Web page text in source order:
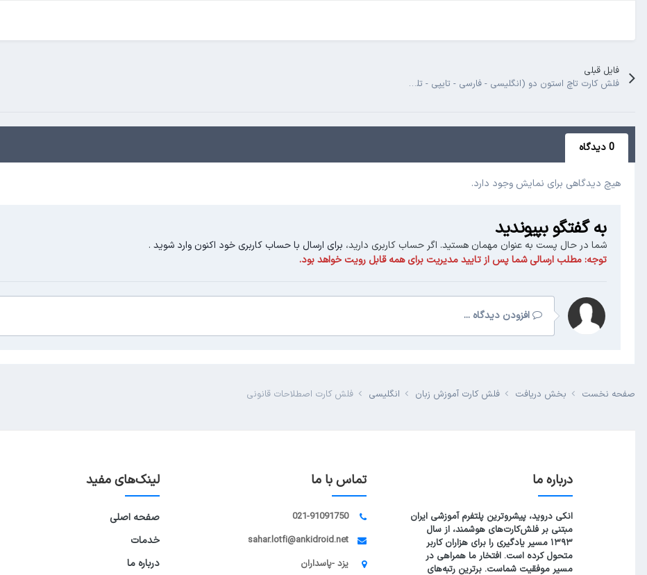
فایل قبلی
فلش کارت تاچ استون دو (انگلیسی - فارسی - تایپی - تلفظ)
0 دیدگاه
هیچ دیدگاهی برای نمایش وجود دارد.
به گفتگو بپیوندید
شما در حال پست به عنوان مهمان هستید. اگر حساب کاربری دارید، برای ارسال با حساب کاربری خود اکنون وارد شوید .
توجه:مطلب ارسالی شما پس از تایید مدیریت برای همه قابل رویت خواهد بود.
افزودن دیدگاه ...
صفحه نخست بخش دریافت فلش کارت آموزش زبان انگلیسی فلش کارت اصطلاحات قانونی
درباره ما
انکی دروید، پیشروترین پلتفرم آموزشی ایران
مبتنی بر فلش‌کارت‌های هوشمند، از سال
۱۳۹۳ مسیر یادگیری را برای هزاران کاربر
متحول کرده است. افتخار ما همراهی در
مسیر موفقیت شماست. برترین رتبه‌های
تماس با ما
021-91091750
sahar.lotfi@ankidroid.net
یزد -پاسداران
لینک‌های مفید
صفحه اصلی
خدمات
درباره ما